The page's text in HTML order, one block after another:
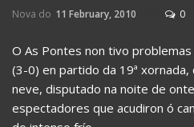
Nova do 11 February, 2010 0
O As Pontes non tivo
(3-0) en partido da 19ª
neve, disputado na noite de
espectadores que acudiron ó